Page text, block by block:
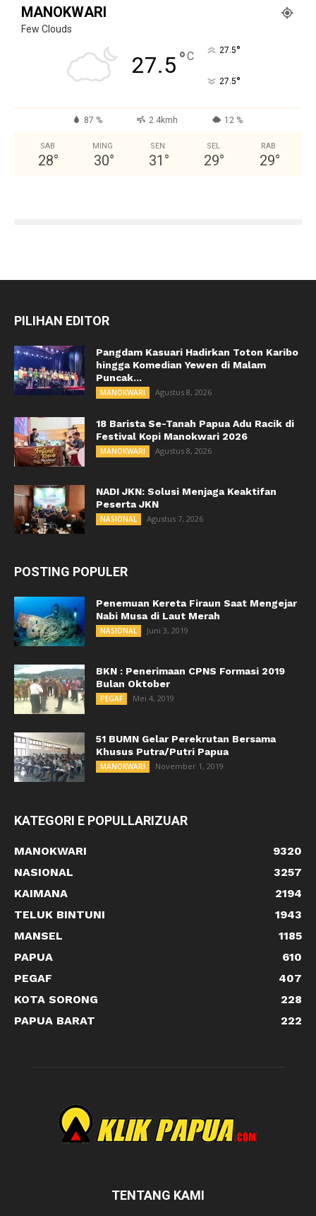
MANOKWARI
Few Clouds
27.5°C 27.5°
27.5°
87 % 2.4kmh 12 %
SAB
28°
MING
30°
SEN
31 °
SEL
29°
RAB
29°
PILIHAN EDITOR
Pangdam Kasuari Hadirkan Toton Karibo
hingga Komedian Yewen di Malam
Puncak...
MANOKWARI Agustus 8, 2026
18 Barista Se-Tanah Papua Adu Racik di
Festival Kopi Manokwari 2026
MANOKWARI Agustus 8, 2026
NADI JKN: Solusi Menjaga Keaktifan
Peserta JKN
NASIONAL Agustus 7, 2026
POSTING POPULER
Penemuan Kereta Firaun Saat Mengejar
Nabi Musa di Laut Merah
NASIONAL Juni 3, 2019
BKN : Penerimaan CPNS Formasi 2019
Bulan Oktober
PEGAF Mei 4, 2019
51 BUMN Gelar Perekrutan Bersama
Khusus Putra/Putri Papua
MANOKWARI November 1, 2019
KATEGORI E POPULLARIZUAR
MANOKWARI
9320
NASIONAL
3257
KAIMANA
2194
TELUK BINTUNI
1943
MANSEL
1185
PAPUA
610
PEGAF
407
KOTA SORONG
228
PAPUA BARAT
222
TENTANG KAMI